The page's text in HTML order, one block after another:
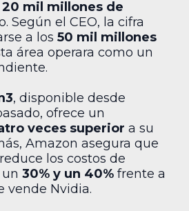
20 mil millones de
Según el CEO, la cifra
a los 50 mil millones
área operara como un
, disponible desde
ofrece un
veces superior a su
Amazon asegura que
los costos de
30% y un 40% frente a
vende Nvidia.